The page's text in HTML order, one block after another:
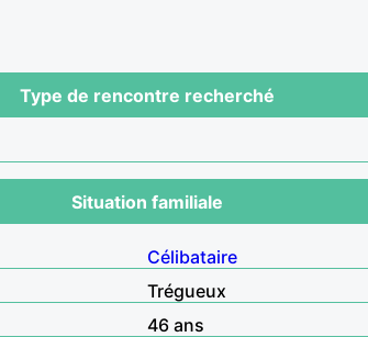
Type de rencontre recherché
Situation familiale
Célibataire
Trégueux
46 ans